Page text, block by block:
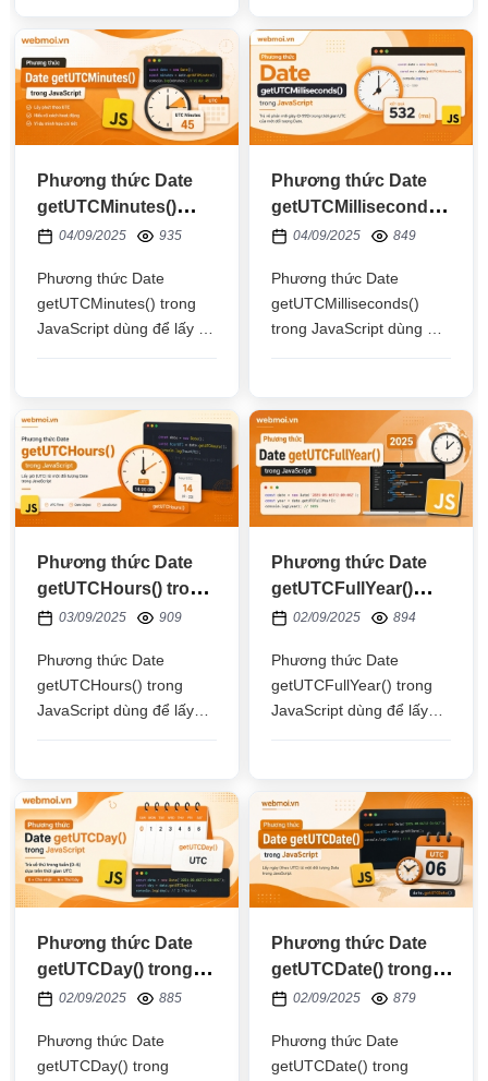
Phương thức Date
getUTCMinutes()
trong JavaScript
04/09/2025 935
Phương thức Date
getUTCMinutes() trong
JavaScript dùng để lấy số
Phương thức Date
getUTCMilliseconds()
trong JavaScript
04/09/2025 849
Phương thức Date
getUTCMilliseconds()
trong JavaScript dùng để
tượng Date
Phương thức Date
getUTCHours() trong
JavaScript
03/09/2025 909
Phương thức Date
getUTCHours() trong
JavaScript dùng để lấy
Date.
Phương thức Date
getUTCFullYear()
trong JavaScript
02/09/2025 894
Phương thức Date
getUTCFullYear() trong
JavaScript dùng để lấy
Phương thức Date
getUTCDay() trong
JavaScript
02/09/2025 885
Phương thức Date
getUTCDay() trong
Phương thức Date
getUTCDate() trong
JavaScript
02/09/2025 879
Phương thức Date
getUTCDate() trong